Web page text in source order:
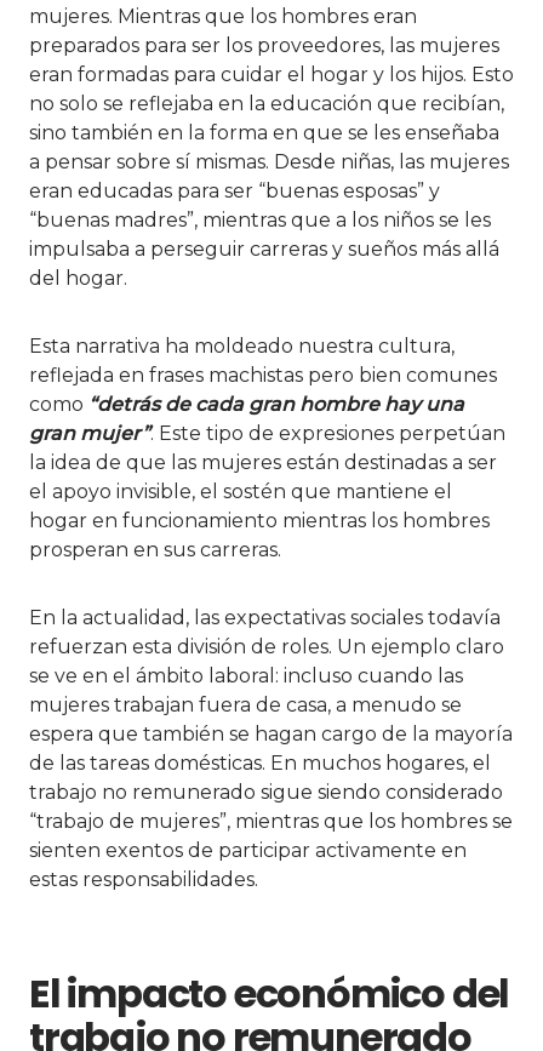
mujeres. Mientras que los hombres eran
preparados para ser los proveedores, las mujeres
eran formadas para cuidar el hogar y los hijos. Esto
no solo se reflejaba en la educación que recibían,
sino también en la forma en que se les enseñaba
a pensar sobre sí mismas. Desde niñas, las mujeres
eran educadas para ser “buenas esposas” y
“buenas madres”, mientras que a los niños se les
impulsaba a perseguir carreras y sueños más allá
del hogar.
Esta narrativa ha moldeado nuestra cultura,
reflejada en frases machistas pero bien comunes
como “detrás de cada gran hombre hay una
gran mujer”. Este tipo de expresiones perpetúan
la idea de que las mujeres están destinadas a ser
el apoyo invisible, el sostén que mantiene el
hogar en funcionamiento mientras los hombres
prosperan en sus carreras.
En la actualidad, las expectativas sociales todavía
refuerzan esta división de roles. Un ejemplo claro
se ve en el ámbito laboral: incluso cuando las
mujeres trabajan fuera de casa, a menudo se
espera que también se hagan cargo de la mayoría
de las tareas domésticas. En muchos hogares, el
trabajo no remunerado sigue siendo considerado
“trabajo de mujeres”, mientras que los hombres se
sienten exentos de participar activamente en
estas responsabilidades.
El impacto económico del
trabajo no remunerado